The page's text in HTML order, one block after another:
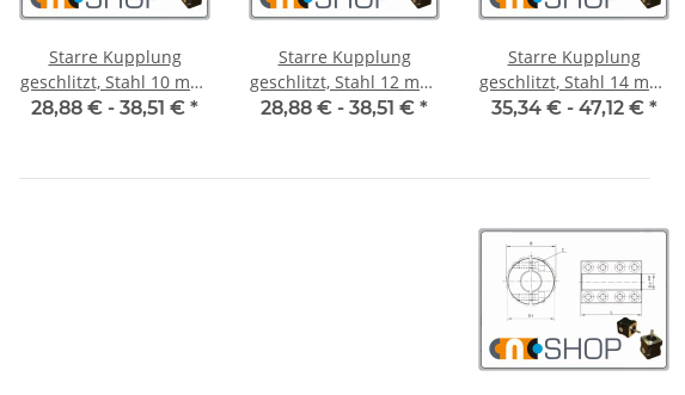
Starre Kupplung
geschlitzt, Stahl 10 mm,
je Stk.
28,88 € - 38,51 € *
Starre Kupplung
geschlitzt, Stahl 12 mm,
je Stk.
28,88 € - 38,51 € *
Starre Kupplung
geschlitzt, Stahl 14 mm,
je Stk.
35,34 € - 47,12 € *